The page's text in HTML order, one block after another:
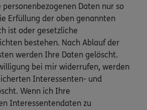
Daten nur so
Erfüllung der oben genannten
ist oder gesetzliche
bestehen. Nach Ablauf der
werden Ihre Daten gelöscht.
bei mir widerrufen, werden
Interessenten- und
Wenn ich Ihre
Interessentendaten zu